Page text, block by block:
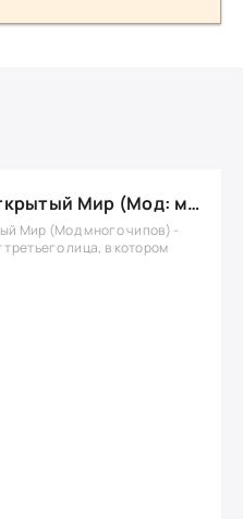
Toilet Fight Открытый Мир (Мод: много чипов, денег, все открыто, бессмертие, урон, 50+ читов)
Мир (Мод много чипов) -
лица, в котором